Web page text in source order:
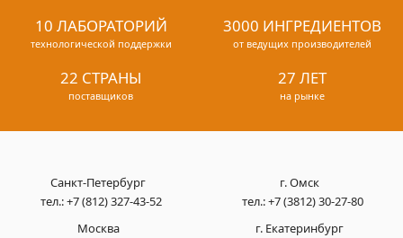
10 ЛАБОРАТОРИЙ
технологической поддержки
3000 ИНГРЕДИЕНТОВ
от ведущих производителей
22 СТРАНЫ
поставщиков
27 ЛЕТ
на рынке
Санкт-Петербург
тел.:+7 (812) 327-43-52
Москва
г. Омск
тел.:+7 (3812) 30-27-80
г. Екатеринбург